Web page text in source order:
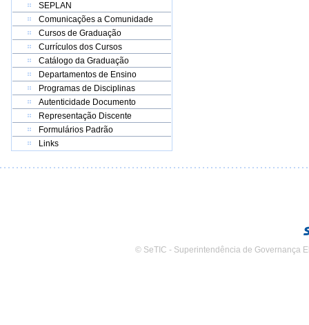
SEPLAN
Comunicações a Comunidade
Cursos de Graduação
Currículos dos Cursos
Catálogo da Graduação
Departamentos de Ensino
Programas de Disciplinas
Autenticidade Documento
Representação Discente
Formulários Padrão
Links
© SeTIC - Superintendência de Governança